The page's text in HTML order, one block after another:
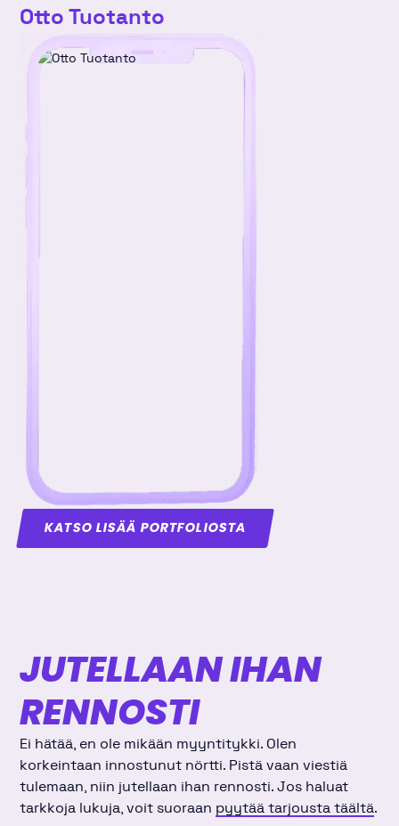
Otto Tuotanto
KATSO LISÄÄ PORTFOLIOSTA
JUTELLAAN IHAN
RENNOSTI
Ei hätää, en ole mikään myyntitykki. Olen
korkeintaan innostunut nörtti. Pistä vaan viestiä
tulemaan, niin jutellaan ihan rennosti. Jos haluat
tarkkoja lukuja, voit suoraan pyytää tarjousta täältä.